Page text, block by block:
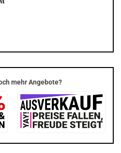
mehr Angebote?